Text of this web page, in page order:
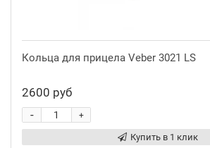
Кольца для прицела Veber 3021 LS
2600 руб
+
-
Купить в 1 клик